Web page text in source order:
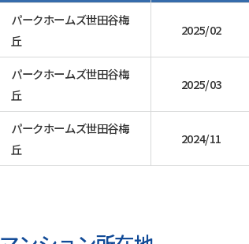
パークホームズ世田谷梅
丘
2025/02
パークホームズ世田谷梅
丘
2025/03
パークホームズ世田谷梅
丘
2024/11